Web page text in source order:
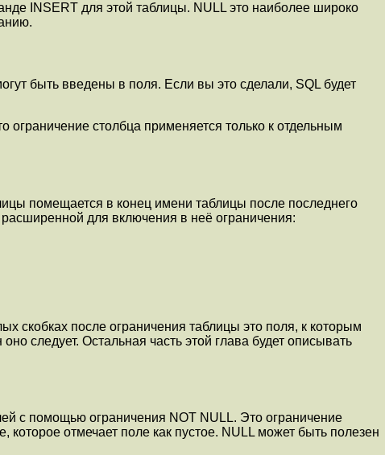
INSERT для этой таблицы. NULL это наиболее широко
быть введены в поля. Если вы это сделали, SQL будет
столбца применяется только к отдельным
помещается в конец имени таблицы после последнего
для включения в неё ограничения:
скобках после ограничения таблицы это поля, к которым
следует. Остальная часть этой глава будет описывать
с помощью ограничения NOT NULL. Это ограничение
отмечает поле как пустое. NULL может быть полезен